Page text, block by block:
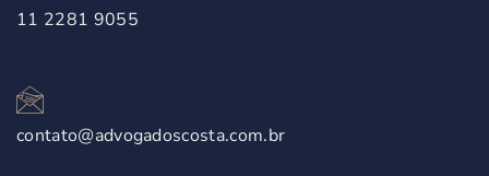
11 2281 9055
contato@advogadoscosta.com.br